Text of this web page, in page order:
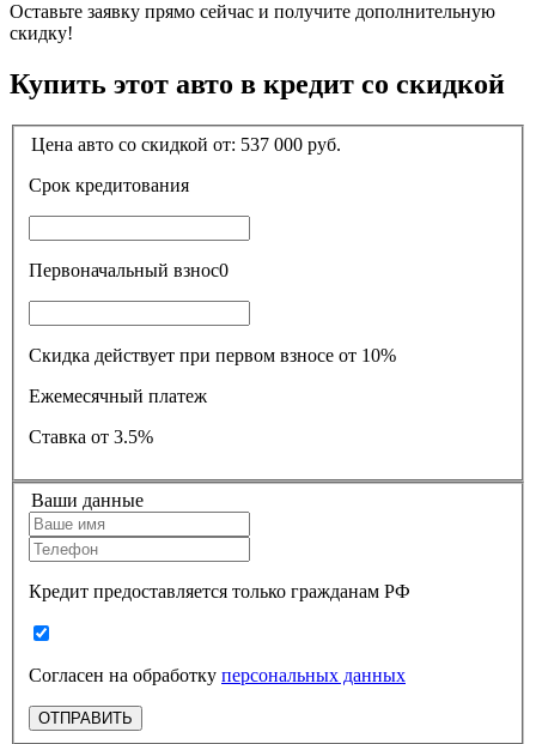
Оставьте заявку прямо сейчас и получите дополнительную
скидку!
Купить этот авто в кредит со скидкой
Цена авто со скидкой от: 537 000 руб.
Срок кредитования
Первоначальный взнос0
Скидка действует при первом взносе от 10%
Ежемесячный платеж
Ставка от 3.5%
Ваши данные
Кредит предоставляется только гражданам РФ
Согласен на обработку персональных данных
ОТПРАВИТЬ